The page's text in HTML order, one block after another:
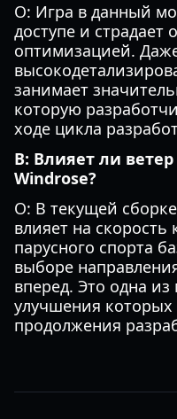
О: Игра в данный
доступе и страдает
оптимизацией. Даже
занимает
которую
ходе цикла
В: Влияет ли
Windrose?
О: В текущей
влияет на
парусного спорта
выборе
вперед. Это одна
улучшения
продолжения